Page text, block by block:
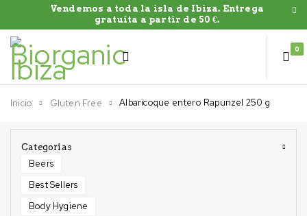
Vendemos a toda la isla de Ibiza. Entrega
gratuíta a partir de 50 €.
0
Inicio Gluten Free Albaricoque entero Rapunzel 250 g
Categorias
Beers
Best Sellers
Body Hygiene